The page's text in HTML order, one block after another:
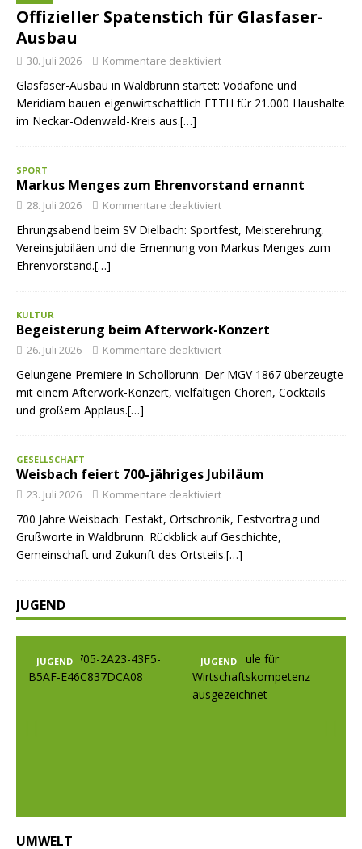
Offizieller Spatenstich für Glasfaser-
Ausbau
30. Juli 2026 Kommentare deaktiviert
Glasfaser-Ausbau in Waldbrunn startet: Vodafone und
Meridiam bauen eigenwirtschaftlich FTTH für 21.000 Haushalte
im Neckar-Odenwald-Kreis aus.[…]
SPORT
Markus Menges zum Ehrenvorstand ernannt
28. Juli 2026 Kommentare deaktiviert
Ehrungsabend beim SV Dielbach: Sportfest, Meisterehrung,
Vereinsjubiläen und die Ernennung von Markus Menges zum
Ehrenvorstand.[…]
KULTUR
Begeisterung beim Afterwork-Konzert
26. Juli 2026 Kommentare deaktiviert
Gelungene Premiere in Schollbrunn: Der MGV 1867 überzeugte
mit einem Afterwork-Konzert, vielfältigen Chören, Cocktails
und großem Applaus.[…]
GESELLSCHAFT
Weisbach feiert 700-jähriges Jubiläum
23. Juli 2026 Kommentare deaktiviert
700 Jahre Weisbach: Festakt, Ortschronik, Festvortrag und
Grußworte in Waldbrunn. Rückblick auf Geschichte,
Gemeinschaft und Zukunft des Ortsteils.[…]
JUGEND
JUGEND JUGEND
UMWELT